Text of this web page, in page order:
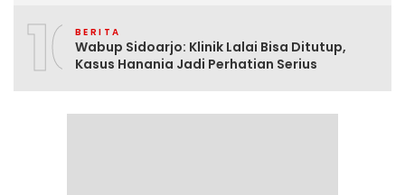
10BERITA
Wabup Sidoarjo: Klinik Lalai Bisa Ditutup,
Kasus Hanania Jadi Perhatian Serius